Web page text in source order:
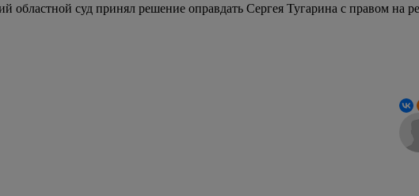
суд принял решение оправдать Сергея Тугарина с правом